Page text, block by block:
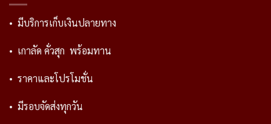
• มีบริการเก็บเงินปลายทาง
• เกาลัด คั่วสุก พร้อมทาน
• ราคาและโปรโมชั่น
• มีรอบจัดส่งทุกวัน